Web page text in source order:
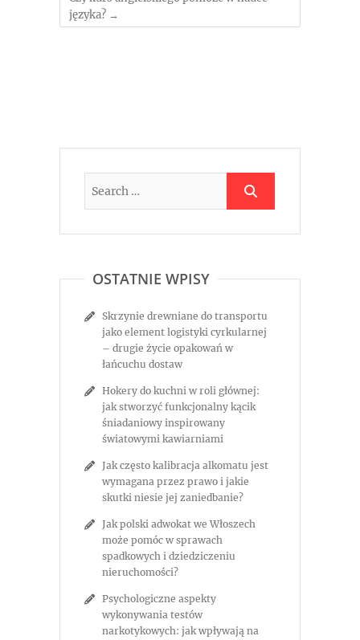
języka? →
OSTATNIE WPISY
Skrzynie drewniane do transportu
jako element logistyki cyrkularnej
– drugie życie opakowań w
łańcuchu dostaw
Hokery do kuchni w roli głównej:
jak stworzyć funkcjonalny kącik
śniadaniowy inspirowany
światowymi kawiarniami
Jak często kalibracja alkomatu jest
wymagana przez prawo i jakie
skutki niesie jej zaniedbanie?
Jak polski adwokat we Włoszech
może pomóc w sprawach
spadkowych i dziedziczeniu
nieruchomości?
Psychologiczne aspekty
wykonywania testów
narkotykowych: jak wpływają na